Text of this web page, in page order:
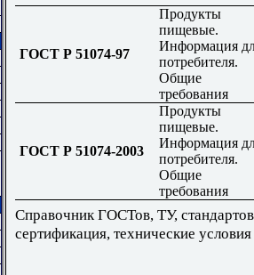
ГОСТ Р 51074-97
Продукты
пищевые.
Информация
потребителя.
Общие
требования
ГОСТ Р 51074-2003
Продукты
пищевые.
Информация
потребителя.
Общие
требования
Справочник ГОСТов, ТУ,
сертификация, технические условия